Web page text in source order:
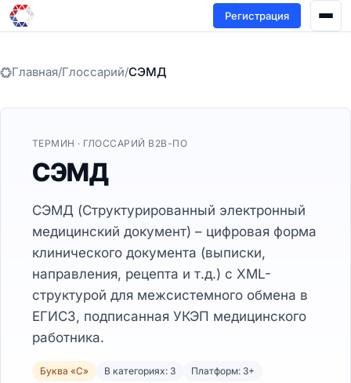
Регистрация
Главная/Глоссарий/СЭМД
ТЕРМИН · ГЛОССАРИЙ B2B-ПО
СЭМД
СЭМД (Структурированный электронный
медицинский документ) – цифровая форма
клинического документа (выписки,
направления, рецепта и т.д.) с XML-
структурой для межсистемного обмена в
ЕГИСЗ, подписанная УКЭП медицинского
работника.
Буква «С» В категориях: 3 Платформ: 3+